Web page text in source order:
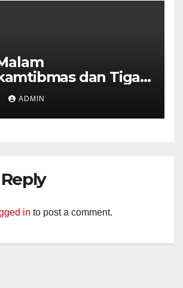
dan Tiga
Ungaran
Warga
Ronda
ADMIN
in to post a comment.